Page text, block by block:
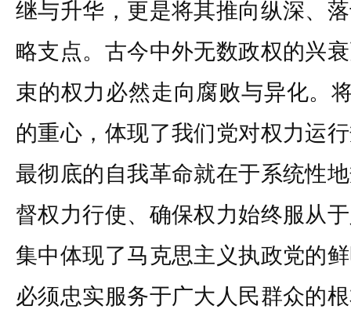
继与升华，更是将其推向纵深、
略支点。古今中外无数政权的兴
束的权力必然走向腐败与异化。
的重心，体现了我们党对权力运
最彻底的自我革命就在于系统性
督权力行使、确保权力始终服从
集中体现了马克思主义执政党的
必须忠实服务于广大人民群众的